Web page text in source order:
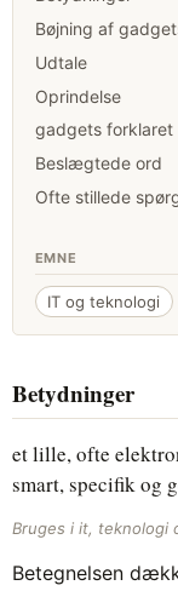
Betydninger
et lille, ofte
smart, specifik og
Bruges i it, teknologi
Betegnelsen
Bøjning af
Udtale
Oprindelse
gadgets forklaret
Beslægtede ord
Ofte stillede
EMNE
IT og teknologi